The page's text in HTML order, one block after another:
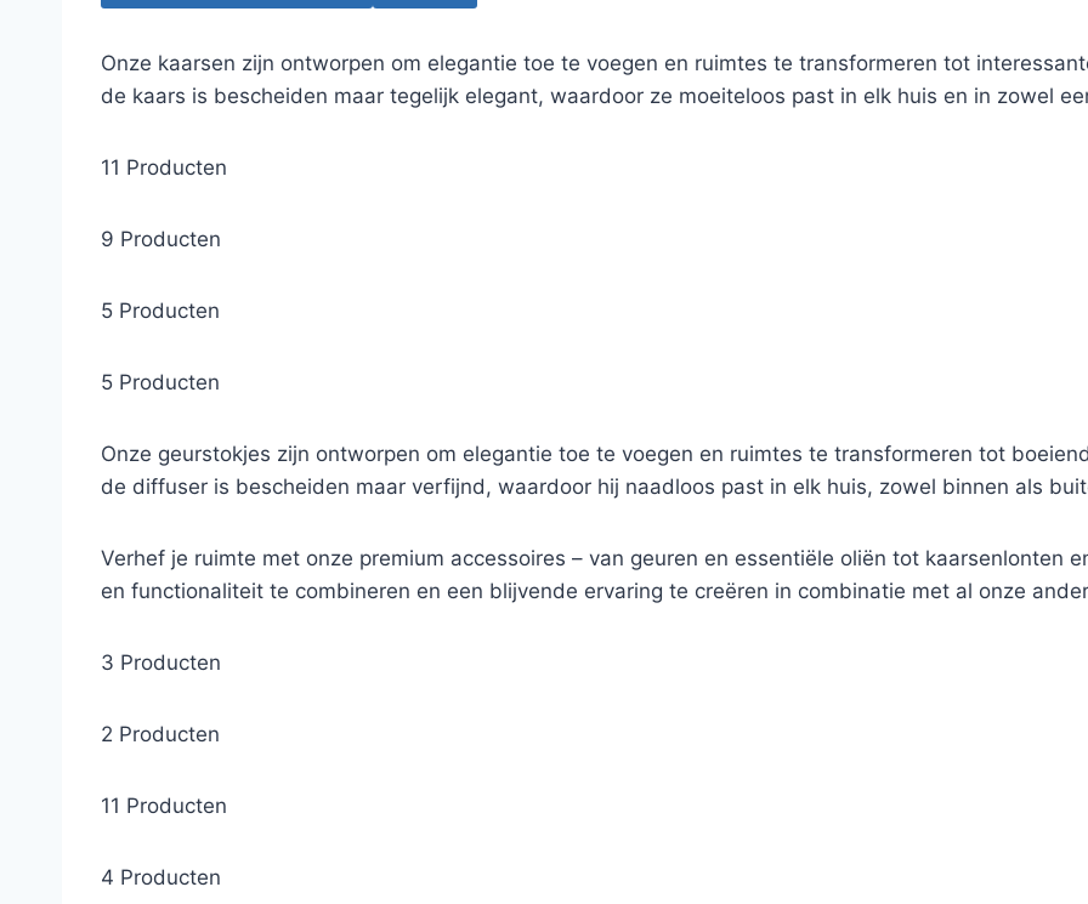
Onze kaarsen zijn ontworpen om elegantie toe te voegen en ruimtes te transformeren tot
de kaars is bescheiden maar tegelijk elegant, waardoor ze moeiteloos past in elk huis en in zowel
11 Producten
9 Producten
5 Producten
5 Producten
Onze geurstokjes zijn ontworpen om elegantie toe te voegen en ruimtes te transformeren tot
de diffuser is bescheiden maar verfijnd, waardoor hij naadloos past in elk huis, zowel binnen als
Verhef je ruimte met onze premium accessoires – van geuren en essentiële oliën tot kaarsenlonten
en functionaliteit te combineren en een blijvende ervaring te creëren in combinatie met al onze
3 Producten
2 Producten
11 Producten
4 Producten